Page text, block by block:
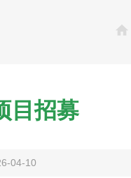
目招募
04-10